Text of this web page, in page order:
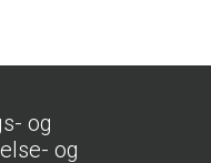
og
og